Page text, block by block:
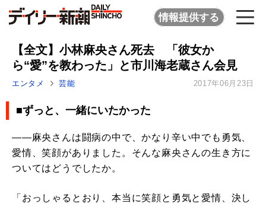
情報提供する
【全文】小林麻央さん死去 「彼女か
ら“愛”を教わった」と市川海老蔵さん会見
エンタメ 芸能 2017年06月23日
■ずっと、一緒にいたかった
――麻央さんは闘病の中で、かなり辛い中でも勇気、
愛情、笑顔がありました。そんな麻央さんの生き方に
ついてはどうでしたか。
「おっしゃるとおり、本当に笑顔と勇気と愛情、決し